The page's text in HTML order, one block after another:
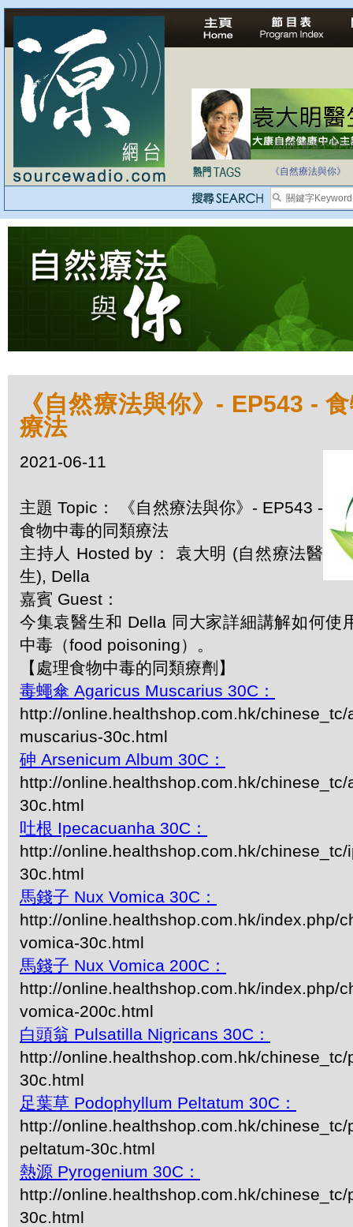
法治社會並不等同
自家教育合法化-
《自然療法與你》
《自然療法與你》- EP543 -
療法
2021-06-11
主題 Topic： 《自然療法與你》- EP543 -
食物中毒的同類療法
主持人 Hosted by： 袁大明 (自然療法醫
生), Della
嘉賓 Guest：
今集袁醫生和 Della 同大家詳細講解如何使
中毒（food poisoning）。
【處理食物中毒的同類療劑】
毒蠅傘 Agaricus Muscarius 30C：
http://online.healthshop.com.hk/chinese_tc/
muscarius-30c.html
砷 Arsenicum Album 30C：
http://online.healthshop.com.hk/
30c.html
吐根 Ipecacuanha 30C：
http://online.healthshop.com.hk/chinese_tc/
30c.html
馬錢子 Nux Vomica 30C：
http://online.healthshop.com.hk/index.php/
vomica-30c.html
馬錢子 Nux Vomica 200C：
http://online.healthshop.com.hk/index.php/
vomica-200c.html
白頭翁 Pulsatilla Nigricans 30C：
http://online.healthshop.com.hk/
30c.html
足葉草 Podophyllum Peltatum 30C：
http://online.healthshop.com.hk/chinese_tc/
peltatum-30c.html
熱源 Pyrogenium 30C：
http://online.healthshop.com.hk/chinese_tc/
30c.html